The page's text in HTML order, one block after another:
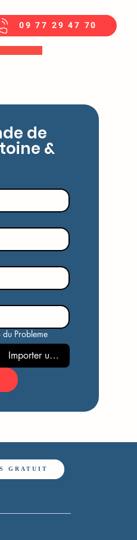
09 77 29 47 70
de
&
du Probleme
Importer un fichier
GRATUIT